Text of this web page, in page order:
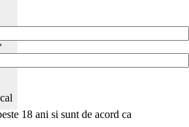
18 ani si sunt de acord ca